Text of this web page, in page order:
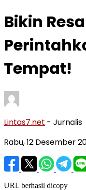
Bikin
Tempat!
Lintas7.net - Jurnalis
Rabu, 12 Desember
URL berhasil dicopy